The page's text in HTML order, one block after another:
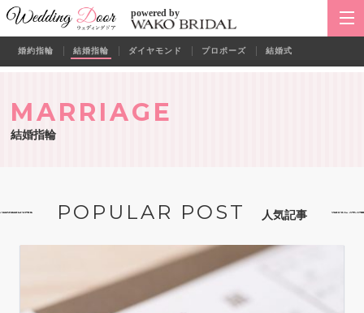
powered by
婚約指輪 結婚指輪 ダイヤモンド プロポーズ 結婚式
MARRIAGE
結婚指輪
POPULAR POST 人気記事